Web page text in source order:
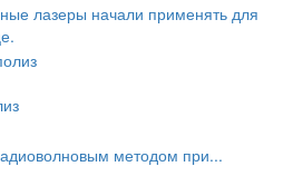
лазеры начали применять для